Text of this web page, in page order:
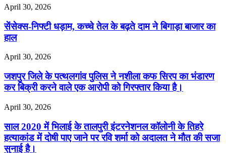
April 30, 2026
सेंसेक्स-निफ्टी धड़ाम, कच्चे तेल के बढ़ते दाम ने बिगाड़ा बाजार का
हाल
April 30, 2026
जशपुर जिले के पत्थलगांव पुलिस ने नशीला कफ सिरप का भंडारण
कर बिक्री करने वाले एक आरोपी को गिरफ्तार किया है।
April 30, 2026
साल 2020 में भिलाई के तालपुरी इंटरनेशनल कॉलोनी के तिहरे
हत्याकांड में दोषी पाए जाने पर रवि शर्मा को अदालत ने मौत की सजा
सुनाई है।